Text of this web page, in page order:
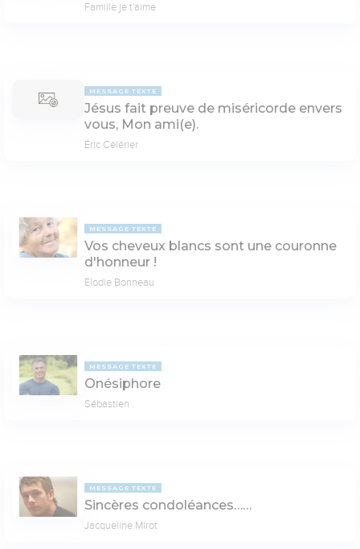
Famille je t'aime
MESSAGE TEXTE
Jésus fait preuve de miséricorde envers
vous, Mon ami(e).
Éric Célérier
MESSAGE TEXTE
Vos cheveux blancs sont une couronne
d'honneur !
Elodie Bonneau
MESSAGE TEXTE
Onésiphore
Sébastien .
MESSAGE TEXTE
Sincères condoléances……
Jacqueline Mirot